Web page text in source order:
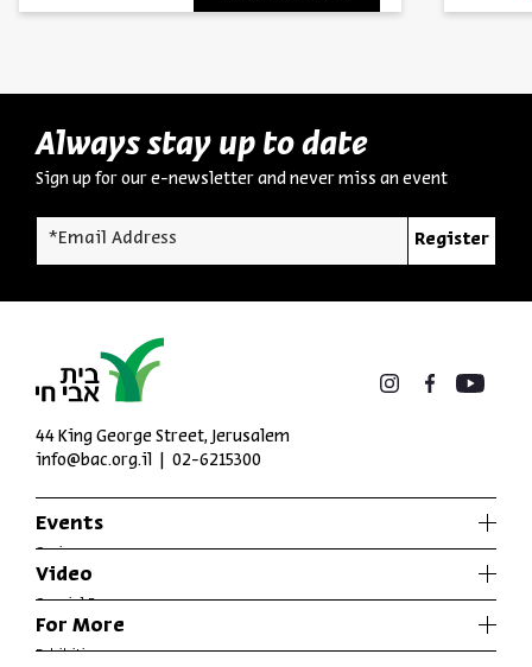
Always stay up to date
Sign up for our e-newsletter and never miss an event
*Email Address Register
Events
Series
Past Programs
Video
Special Programs
Music
For More
Exhibitions
44 King George Street, Jerusalem
info@bac.org.il
02-6215300